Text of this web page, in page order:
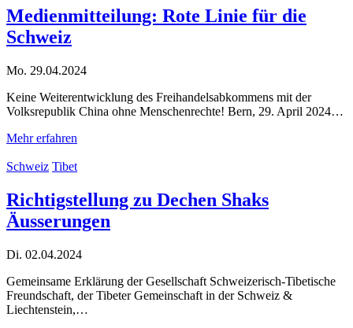
Medienmitteilung: Rote Linie für die
Schweiz
Mo. 29.04.2024
Keine Weiterentwicklung des Freihandelsabkommens mit der
Volksrepublik China ohne Menschenrechte! Bern, 29. April 2024…
Mehr erfahren
Schweiz Tibet
Richtigstellung zu Dechen Shaks
Äusserungen
Di. 02.04.2024
Gemeinsame Erklärung der Gesellschaft Schweizerisch-Tibetische
Freundschaft, der Tibeter Gemeinschaft in der Schweiz &
Liechtenstein,…